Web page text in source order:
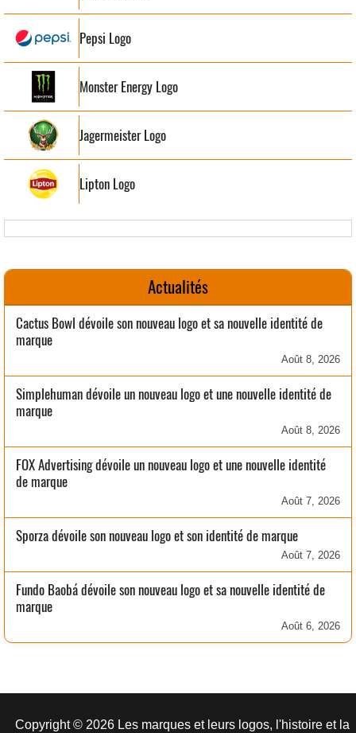
Pepsi Logo
Monster Energy Logo
Jagermeister Logo
Lipton Logo
Actualités
Cactus Bowl dévoile son nouveau logo et sa nouvelle identité de
marque
Août 8, 2026
Simplehuman dévoile un nouveau logo et une nouvelle identité de
marque
Août 8, 2026
FOX Advertising dévoile un nouveau logo et une nouvelle identité
de marque
Août 7, 2026
Sporza dévoile son nouveau logo et son identité de marque
Août 7, 2026
Fundo Baobá dévoile son nouveau logo et sa nouvelle identité de
marque
Août 6, 2026
Copyright © 2026 Les marques et leurs logos, l'histoire et la